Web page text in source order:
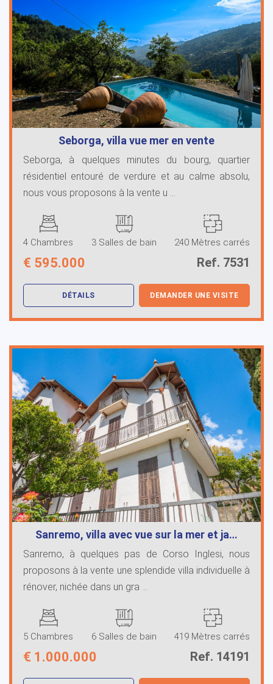
Seborga, villa vue mer en vente
Seborga, à quelques minutes du bourg, quartier
résidentiel entouré de verdure et au calme absolu,
nous vous proposons à la vente u ...
4 Chambres 3 Salles de bain 240 Mètres carrés
€ 595.000 Ref. 7531
DÉTAILS DEMANDER UNE VISITE
Sanremo, villa avec vue sur la mer et ja…
Sanremo, à quelques pas de Corso Inglesi, nous
proposons à la vente une splendide villa individuelle à
rénover, nichée dans un gra ...
5 Chambres 6 Salles de bain 419 Mètres carrés
€ 1.000.000 Ref. 14191